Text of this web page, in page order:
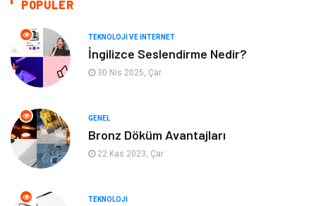
Tanıtıcı Reklam Güzellik & Bakım
Giyim
Mobilya
Tekstil Genel Kültür
POPÜLER
TEKNOLOJI VE İNTERNET
İngilizce Seslendirme Nedir?
30 Nis 2025, Çar
GENEL
Bronz Döküm Avantajları
22 Kas 2023, Çar
TEKNOLOJI